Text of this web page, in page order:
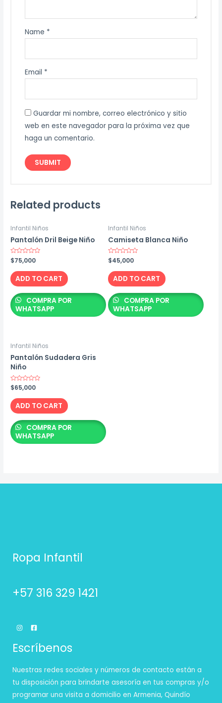
Name *
Email *
Guardar mi nombre, correo electrónico y sitio
web en este navegador para la próxima vez que
haga un comentario.
Related products
Infantil Niños
Pantalón Dril Beige Niño
Rated
0
out
of
5
$75,000
ADD TO CART
COMPRA POR
WHATSAPP
Infantil Niños
Camiseta Blanca Niño
Rated
0
out
of
5
$45,000
ADD TO CART
COMPRA POR
WHATSAPP
Infantil Niños
Pantalón Sudadera Gris
Niño
Rated
0
out
of
5
$65,000
ADD TO CART
COMPRA POR
WHATSAPP
Ropa Infantil
+57 316 329 1421
Escríbenos
Nuestras redes sociales y números de contacto están a
tu disposición para brindarte asesoría en tus compras y/o
programar una visita a domicilio en Armenia, Quindío